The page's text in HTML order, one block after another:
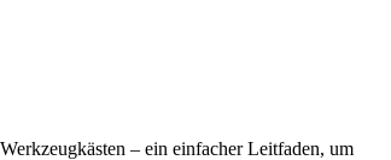
Werkzeugkästen – ein einfacher Leitfaden, um